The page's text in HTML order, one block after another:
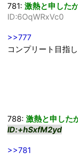
781: 激熱と申した
ID:6OqWRxVc0
>>777
コンプリート目指し
788: 激熱と申した
ID:+hSxfM2yd
>>781